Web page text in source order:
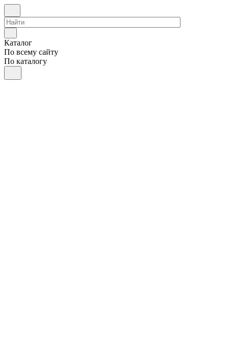
Каталог
По всему сайту
По каталогу